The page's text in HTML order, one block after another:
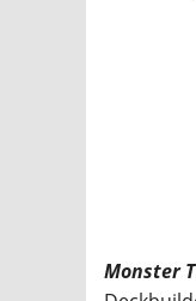
Monster